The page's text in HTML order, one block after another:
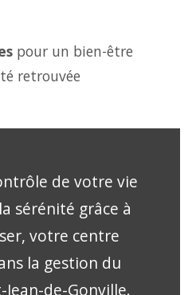
pour un bien-être
retrouvée
de votre vie
sérénité grâce à
votre centre
la gestion du
de-Gonville.